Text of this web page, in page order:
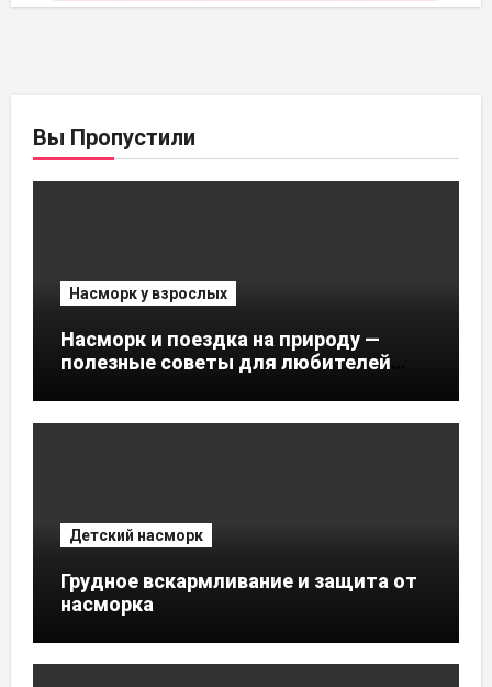
Вы Пропустили
Насморк у взрослых
Насморк и поездка на природу —
полезные советы для любителей
Детский насморк
Грудное вскармливание и защита от
насморка